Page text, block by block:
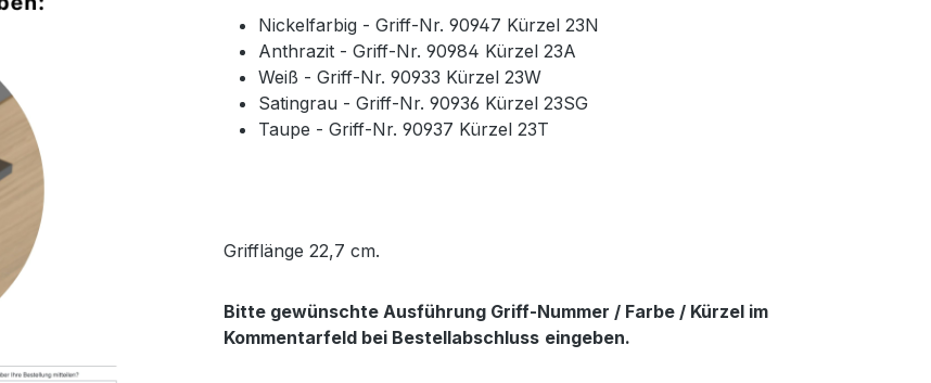
Nickelfarbig - Griff-Nr. 90947 Kürzel 23N
Anthrazit - Griff-Nr. 90984 Kürzel 23A
Weiß - Griff-Nr. 90933 Kürzel 23W
Satingrau - Griff-Nr. 90936 Kürzel 23SG
Taupe - Griff-Nr. 90937 Kürzel 23T
Grifflänge 22,7 cm.
Bitte gewünschte Ausführung Griff-Nummer / Farbe / Kürzel im
Kommentarfeld bei Bestellabschluss eingeben.